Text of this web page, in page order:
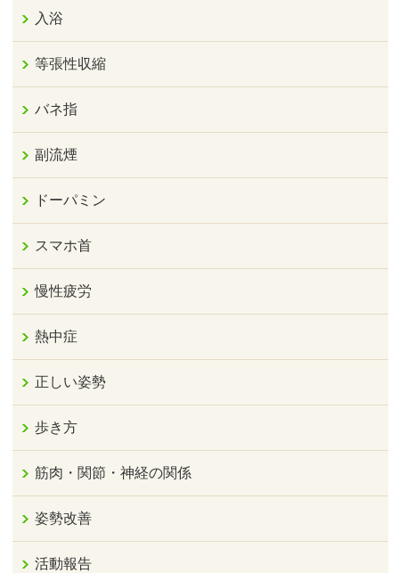
入浴
等張性収縮
バネ指
副流煙
ドーパミン
スマホ首
慢性疲労
熱中症
正しい姿勢
歩き方
筋肉・関節・神経の関係
姿勢改善
活動報告